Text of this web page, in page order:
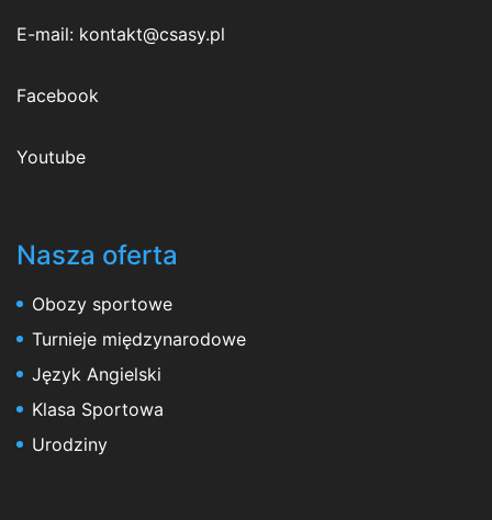
E-mail: kontakt@csasy.pl
Facebook
Youtube
Nasza oferta
Obozy sportowe
Turnieje międzynarodowe
Język Angielski
Klasa Sportowa
Urodziny